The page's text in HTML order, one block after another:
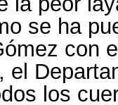
se ha
con
el
los